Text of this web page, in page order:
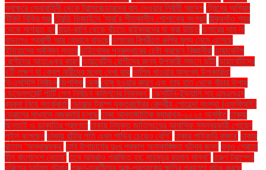
স্বাক্ষরে সেনাবাহিনী থেকে ট্রান্সজেন্ডারদের বাদ দেওয়ার নির্বাহী আদেশ ট্রেনের অগ্রিম
টিকিট বিক্রি শুরু ট্রেন্ডি ডিজাইনে 'সারা'র শীতকালীন পোশাকের সংগ্রহ ঠাকুরগাঁও শহর
থেকে অপহৃত হন ঠান্ডা-কাশি থেকে বাঁচতে বাইকারদের যা করা উচিত ডলারের দাম না
বাড়লেও প্রবাসী আয় যেভাবে বাড়ছে ডলারের বিপরীতে রুপির মূল্য নেমে এসেছে
ইতিহাসের সর্বনিম্ন স্তরে ডাইনোসর পুনরুদ্ধারের চেষ্টা করছেন বিজ্ঞানীরা ডায়াবেটিস
রোগীদের আতঙ্কের কারণ ডায়াবেটিস রোগীদের জন্য উপকারী সজনে ডাঁটা ডায়াবেটিসের
৪টি লক্ষণ যা কেবল নারীদের মধ্যে দেখা যায় ডালিম খাওয়ার অসংখ্য উপকারিতা
ডিএসসিসি নির্বাচন ডিপসিক ডেঙ্গু ডেঙ্গু হওয়ার কারণ এবং তার হাত থেকে বাঁচার উপায়
ডেভেলপমেন্ট পার্টি পেল নির্বাচন কমিশনের নিবন্ধন" ডেসটিনি-ইভ্যালি সহ এমএলএম
ব্যবসা নিয়ে সতর্কবার্তা ডোনাল্ড ট্রাম্প যুক্তরাষ্ট্রের কেন্দ্রীয় গোয়েন্দা সংস্থা (এফবিআই)
ড্রোনের মাধ্যমে নজরদারি চলছে ঢাকা আন্তর্জাতিক ম্যারাথন-২০২৫ অনুষ্ঠিত ঢাকায়
ছিনতাই ও ডাকাতির প্রবণতা ঢাকায় নিযুক্ত জাতিসংঘের আবাসিক সমন্বয়কারী গোয়েন
লুইস বলেছেন ঢাকায় হাঁটার গতি এখন গাড়ির চেয়েও বেশি'' ঢাকার পাইকারি বাজার' ঢাকার
বাতাস ‘অস্বাস্থ্যকর’ ঢাবি উপাচার্যের দুঃখ প্রকাশ অনাকাঙ্ক্ষিত ঘটনার জন্য তবুও শ্রোতা
হীন বাংলাদেশ বেতার” তবে আমরাও পরাজিত হব: মাহমুদুর রহমান মান্না" তরুণ ট্রাম্পের
চরিত্রে দুর্দান্ত স্ট্যান তরুণ-তরুণীদের অঙ্গ-প্রত্যঙ্গের ক্ষতির প্রবণতা বৃদ্ধি করছে